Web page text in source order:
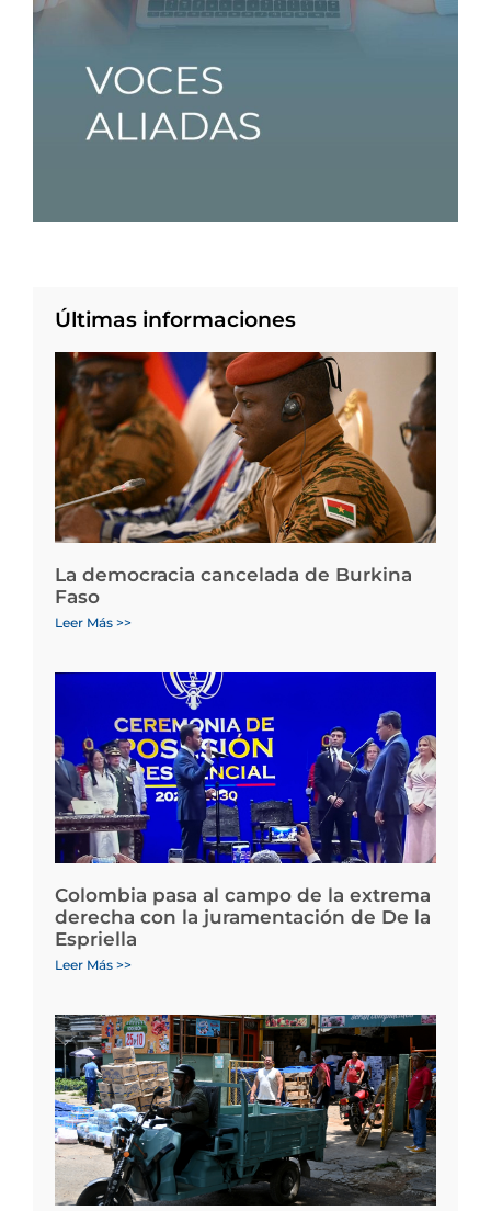
Últimas informaciones
La democracia cancelada de Burkina
Faso
Leer Más >>
Colombia pasa al campo de la extrema
derecha con la juramentación de De la
Espriella
Leer Más >>